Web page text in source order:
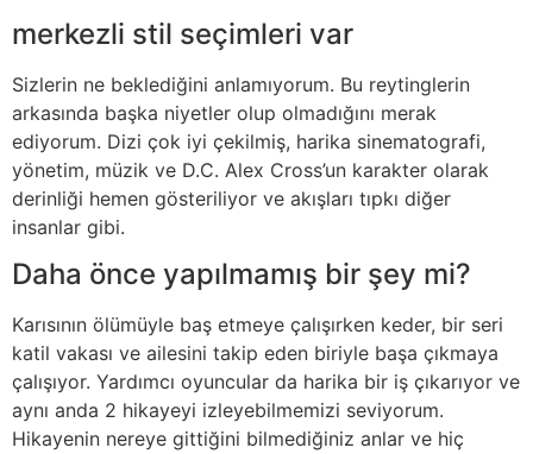
merkezli stil seçimleri var
Sizlerin ne beklediğini anlamıyorum. Bu reytinglerin
arkasında başka niyetler olup olmadığını merak
ediyorum. Dizi çok iyi çekilmiş, harika sinematografi,
yönetim, müzik ve D.C. Alex Cross’un karakter olarak
derinliği hemen gösteriliyor ve akışları tıpkı diğer
insanlar gibi.
Daha önce yapılmamış bir şey mi?
Karısının ölümüyle baş etmeye çalışırken keder, bir seri
katil vakası ve ailesini takip eden biriyle başa çıkmaya
çalışıyor. Yardımcı oyuncular da harika bir iş çıkarıyor ve
aynı anda 2 hikayeyi izleyebilmemizi seviyorum.
Hikayenin nereye gittiğini bilmediğiniz anlar ve hiç